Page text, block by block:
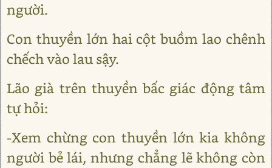
người.
Con thuyền lớn hai cột buồm lao chênh
chếch vào lau sậy.
Lão già trên thuyền bấc giác động tâm
tự hỏi:
-Xem chừng con thuyền lớn kia không
người bẻ lái, nhưng chẳng lẽ không còn